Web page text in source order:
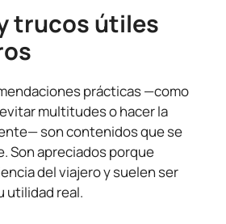
trucos útiles
prácticas —como
multitudes o hacer la
son contenidos que se
Son apreciados porque
del viajero y suelen ser
utilidad real.